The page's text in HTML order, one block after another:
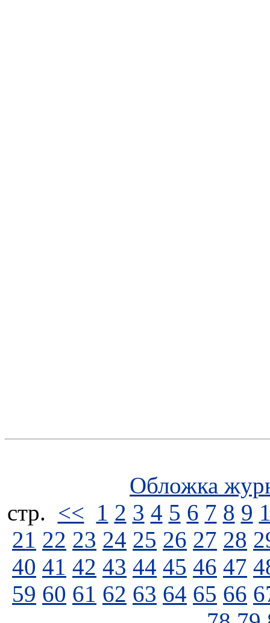
Обложка
стp. << 1 2 3 4 5 6 7 8 9
21 22 23 24 25 26 27 28
40 41 42 43 44 45 46 47
59 60 61 62 63 64 65 66